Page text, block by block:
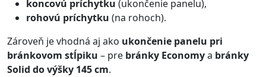
koncovú príchytku (ukončenie panelu),
rohovú príchytku (na rohoch).
Zároveň je vhodná aj ako ukončenie panelu pri
bránkovom stĺpiku – pre bránky Economya bránky
Solid do výšky 145 cm.